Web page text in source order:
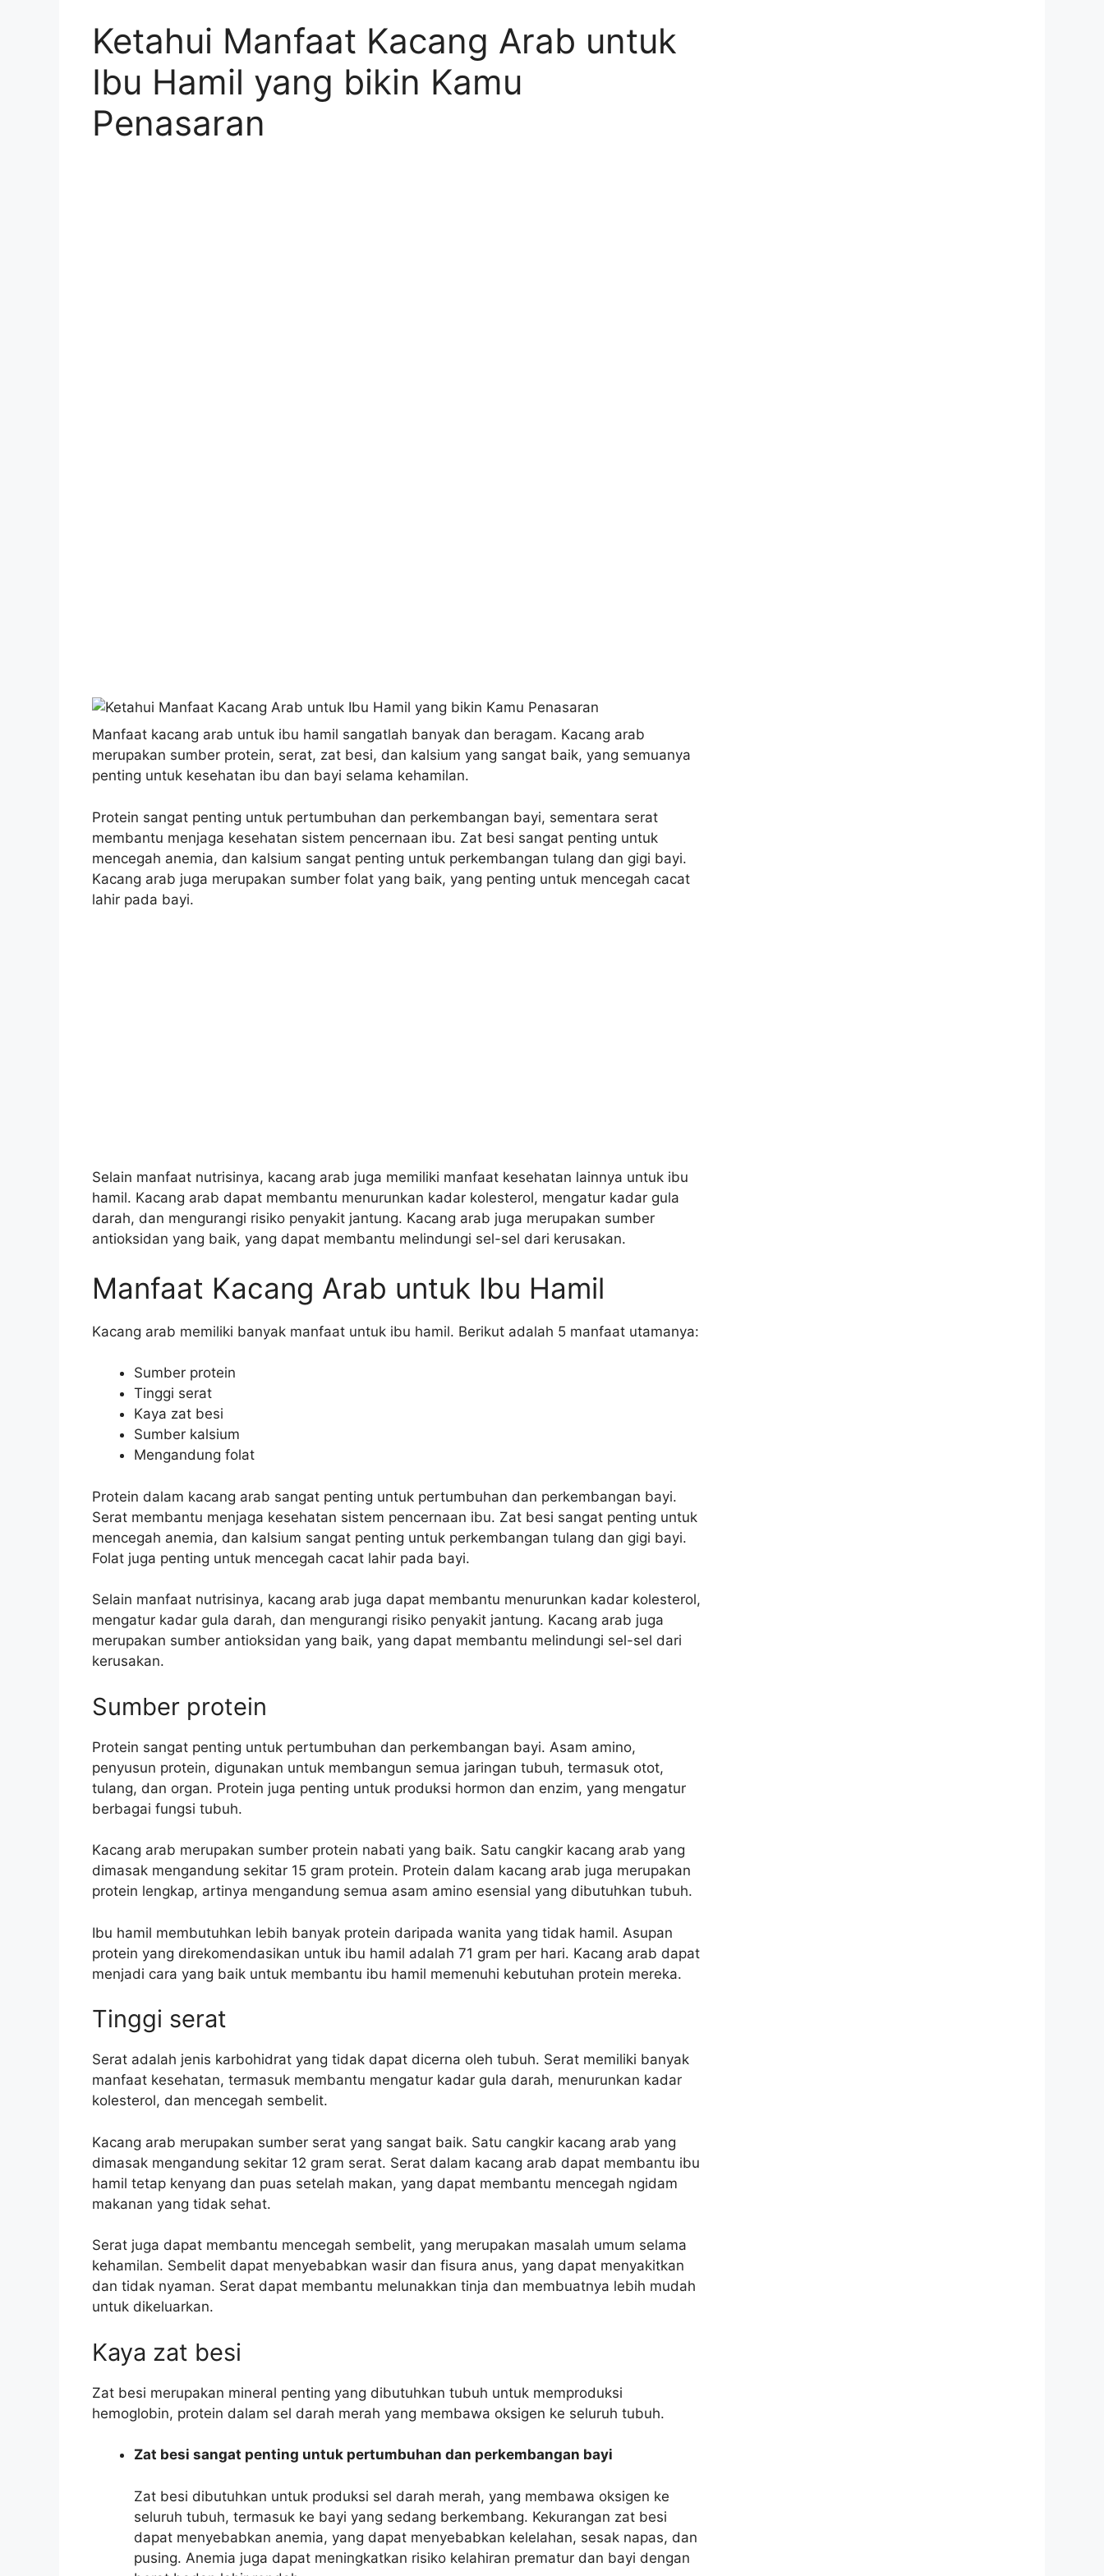
Ketahui Manfaat Kacang Arab untuk
Ibu Hamil yang bikin Kamu
Penasaran
Manfaat kacang arab untuk ibu hamil sangatlah banyak dan beragam. Kacang arab
merupakan sumber protein, serat, zat besi, dan kalsium yang sangat baik, yang semuanya
penting untuk kesehatan ibu dan bayi selama kehamilan.
Protein sangat penting untuk pertumbuhan dan perkembangan bayi, sementara serat
membantu menjaga kesehatan sistem pencernaan ibu. Zat besi sangat penting untuk
mencegah anemia, dan kalsium sangat penting untuk perkembangan tulang dan gigi bayi.
Kacang arab juga merupakan sumber folat yang baik, yang penting untuk mencegah cacat
lahir pada bayi.
Selain manfaat nutrisinya, kacang arab juga memiliki manfaat kesehatan lainnya untuk ibu
hamil. Kacang arab dapat membantu menurunkan kadar kolesterol, mengatur kadar gula
darah, dan mengurangi risiko penyakit jantung. Kacang arab juga merupakan sumber
antioksidan yang baik, yang dapat membantu melindungi sel-sel dari kerusakan.
Manfaat Kacang Arab untuk Ibu Hamil
Kacang arab memiliki banyak manfaat untuk ibu hamil. Berikut adalah 5 manfaat utamanya:
Sumber protein
Tinggi serat
Kaya zat besi
Sumber kalsium
Mengandung folat
Protein dalam kacang arab sangat penting untuk pertumbuhan dan perkembangan bayi.
Serat membantu menjaga kesehatan sistem pencernaan ibu. Zat besi sangat penting untuk
mencegah anemia, dan kalsium sangat penting untuk perkembangan tulang dan gigi bayi.
Folat juga penting untuk mencegah cacat lahir pada bayi.
Selain manfaat nutrisinya, kacang arab juga dapat membantu menurunkan kadar kolesterol,
mengatur kadar gula darah, dan mengurangi risiko penyakit jantung. Kacang arab juga
merupakan sumber antioksidan yang baik, yang dapat membantu melindungi sel-sel dari
kerusakan.
Sumber protein
Protein sangat penting untuk pertumbuhan dan perkembangan bayi. Asam amino,
penyusun protein, digunakan untuk membangun semua jaringan tubuh, termasuk otot,
tulang, dan organ. Protein juga penting untuk produksi hormon dan enzim, yang mengatur
berbagai fungsi tubuh.
Kacang arab merupakan sumber protein nabati yang baik. Satu cangkir kacang arab yang
dimasak mengandung sekitar 15 gram protein. Protein dalam kacang arab juga merupakan
protein lengkap, artinya mengandung semua asam amino esensial yang dibutuhkan tubuh.
Ibu hamil membutuhkan lebih banyak protein daripada wanita yang tidak hamil. Asupan
protein yang direkomendasikan untuk ibu hamil adalah 71 gram per hari. Kacang arab dapat
menjadi cara yang baik untuk membantu ibu hamil memenuhi kebutuhan protein mereka.
Tinggi serat
Serat adalah jenis karbohidrat yang tidak dapat dicerna oleh tubuh. Serat memiliki banyak
manfaat kesehatan, termasuk membantu mengatur kadar gula darah, menurunkan kadar
kolesterol, dan mencegah sembelit.
Kacang arab merupakan sumber serat yang sangat baik. Satu cangkir kacang arab yang
dimasak mengandung sekitar 12 gram serat. Serat dalam kacang arab dapat membantu ibu
hamil tetap kenyang dan puas setelah makan, yang dapat membantu mencegah ngidam
makanan yang tidak sehat.
Serat juga dapat membantu mencegah sembelit, yang merupakan masalah umum selama
kehamilan. Sembelit dapat menyebabkan wasir dan fisura anus, yang dapat menyakitkan
dan tidak nyaman. Serat dapat membantu melunakkan tinja dan membuatnya lebih mudah
untuk dikeluarkan.
Kaya zat besi
Zat besi merupakan mineral penting yang dibutuhkan tubuh untuk memproduksi
hemoglobin, protein dalam sel darah merah yang membawa oksigen ke seluruh tubuh.
Zat besi sangat penting untuk pertumbuhan dan perkembangan bayi
Zat besi dibutuhkan untuk produksi sel darah merah, yang membawa oksigen ke
seluruh tubuh, termasuk ke bayi yang sedang berkembang. Kekurangan zat besi
dapat menyebabkan anemia, yang dapat menyebabkan kelelahan, sesak napas, dan
pusing. Anemia juga dapat meningkatkan risiko kelahiran prematur dan bayi dengan